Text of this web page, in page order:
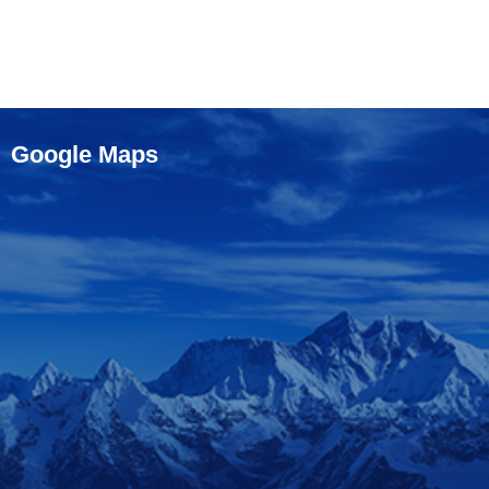
Google Maps